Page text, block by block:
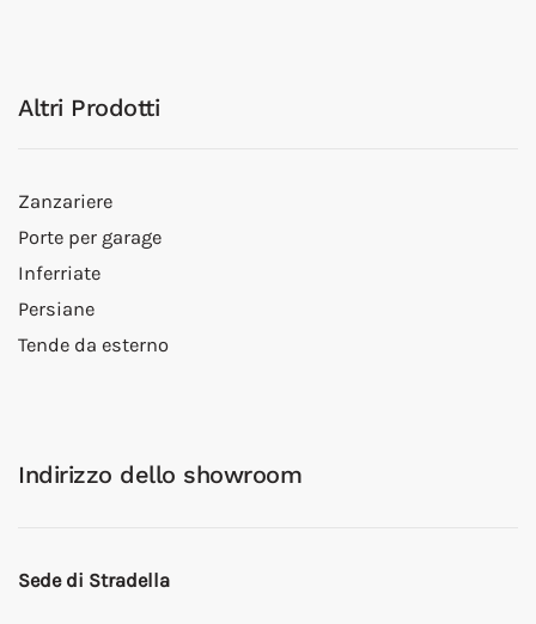
Altri Prodotti
Zanzariere
Porte per garage
Inferriate
Persiane
Tende da esterno
Indirizzo dello showroom
Sede di Stradella